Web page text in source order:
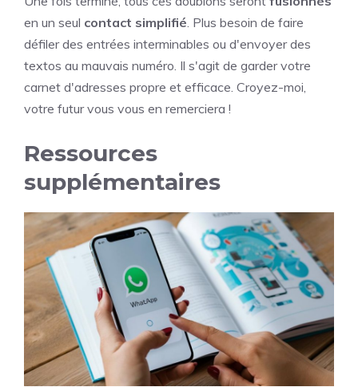
en un seul contact simplifié . Plus besoin de faire
défiler des entrées interminables ou d'envoyer des
textos au mauvais numéro. Il s'agit de garder votre
carnet d'adresses propre et efficace. Croyez-moi,
votre futur vous vous en remerciera !
Ressources
supplémentaires